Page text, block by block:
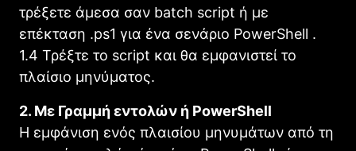
τρέξετε άμεσα σαν batch script ή με
επέκταση .ps1 για ένα σενάριο PowerShell .
1.4 Τρέξτε το script και θα εμφανιστεί το
πλαίσιο μηνύματος.
2. Με Γραμμή εντολών ή PowerShell
Η εμφάνιση ενός πλαισίου μηνυμάτων από τη